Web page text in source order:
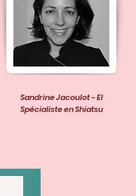
Sandrine Jacoulot - EI
Spécialiste en Shiatsu